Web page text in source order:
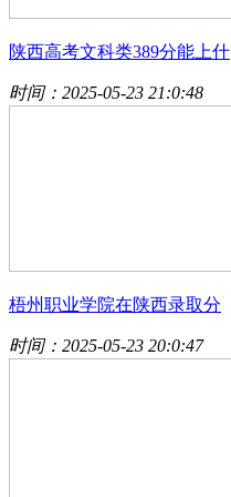
陕西高考文科类389分能上什
时间：2025-05-23 21:0:48
梧州职业学院在陕西录取分
时间：2025-05-23 20:0:47